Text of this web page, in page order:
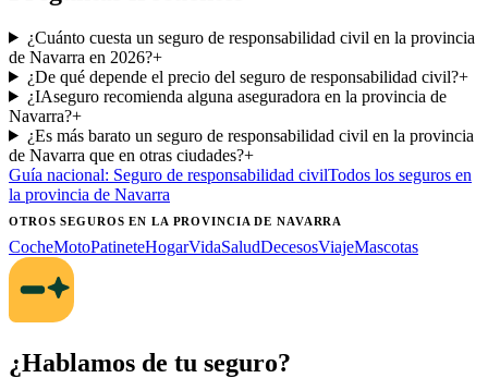
¿Cuánto cuesta un seguro de responsabilidad civil en la provincia
de Navarra en 2026?+
¿De qué depende el precio del seguro de responsabilidad civil?+
¿IAseguro recomienda alguna aseguradora en la provincia de
Navarra?+
¿Es más barato un seguro de responsabilidad civil en la provincia
de Navarra que en otras ciudades?+
Guía nacional: Seguro de responsabilidad civilTodos los seguros en
la provincia de Navarra
OTROS SEGUROSEN LA PROVINCIA DE NAVARRA
CocheMotoPatineteHogarVidaSaludDecesosViajeMascotas
¿Hablamos de tu seguro?